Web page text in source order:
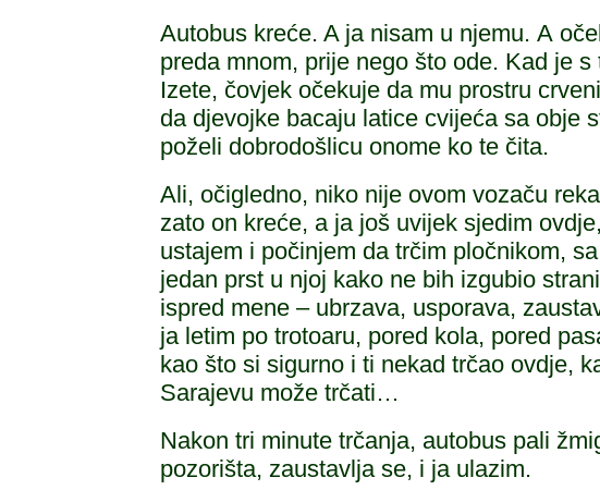
Autobus kreće. A ja nisam u njemu. А
preda mnom, prije nego što ode. Kad je
Izete, čovjek očekuje da mu prostru
da djevojke bacaju latice cvijeća sa obje
poželi dobrodošlicu onome ko te čita.
Ali, očigledno, niko nije ovom vozaču
zato on kreće, a ja još uvijek sjedim
ustajem i počinjem da trčim pločnikom,
jedan prst u njoj kako ne bih izgubio
ispred mene – ubrzava, usporava,
ja letim po trotoaru, pored kola, pored
kao što si sigurno i ti nekad trčao ovdje,
Sarajevu može trčati…
Nakon tri minute trčanja, autobus pali
pozorišta, zaustavlja se, i ja ulazim.